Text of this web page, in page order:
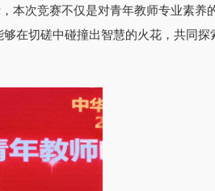
本次竞赛不仅是对青年教师专业素养
在切磋中碰撞出智慧的火花，共同探